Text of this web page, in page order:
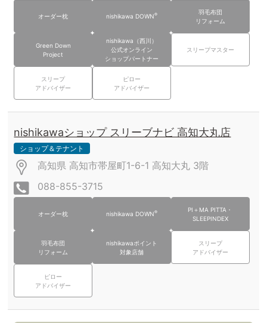
オーダー枕 nishikawa DOWN®
羽毛布団
リフォーム
Green Down
Project
nishikawa（西川）
公式オンライン
ショップパートナー
スリープマスター
スリープ
アドバイザー
ピロー
アドバイザー
nishikawaショップ スリーブナビ 高知大丸店
ショップ＆テナント
高知県 高知市帯屋町1-6-1 高知大丸 3階
088-855-3715
オーダー枕 nishikawa DOWN®
PI＋MA PITTA・
SLEEPINDEX
羽毛布団
リフォーム
nishikawaポイント
対象店舗
スリープ
アドバイザー
ピロー
アドバイザー